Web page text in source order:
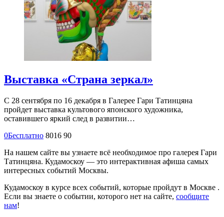
Выставка «Страна зеркал»
С 28 сентября по 16 декабря в Галерее Гари Татинцяна
пройдет выставка культового японского художника,
оставившего яркий след в развитии…
0Бесплатно 8016 90
На нашем сайте вы узнаете всё необходимое про галерея Гари
Татинцяна. Кудамоскоу — это интерактивная афиша самых
интересных событий Москвы.
Кудамоскоу в курсе всех событий, которые пройдут в Москве .
Если вы знаете о событии, которого нет на сайте, сообщите
нам!